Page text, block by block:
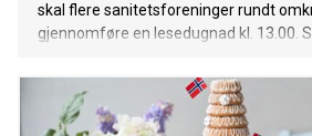
skal flere sanitetsforeninger rundt
gjennomføre en lesedugnad kl. 13.00.
høytlesning er for barn, både innen